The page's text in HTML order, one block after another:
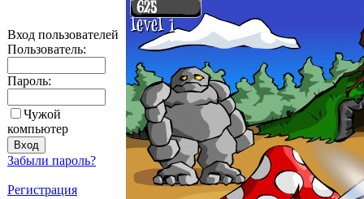
Вход пользователей
Пользователь:
Пароль:
Чужой
компьютер
Забыли пароль?
Регистрация